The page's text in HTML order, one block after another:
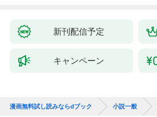
新刊配信予定
キャンペーン
漫画無料試し読みならdブック 小説一般